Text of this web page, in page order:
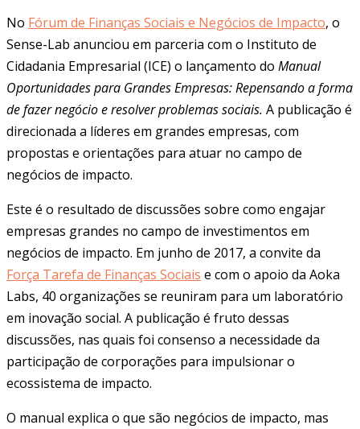
No Fórum de Finanças Sociais e Negócios de Impacto, o
Sense-Lab anunciou em parceria com o Instituto de
Cidadania Empresarial (ICE) o lançamento do Manual
Oportunidades para Grandes Empresas: Repensando a forma
de fazer negócio e resolver problemas sociais. A publicação é
direcionada a líderes em grandes empresas, com
propostas e orientações para atuar no campo de
negócios de impacto.
Este é o resultado de discussões sobre como engajar
empresas grandes no campo de investimentos em
negócios de impacto. Em junho de 2017, a convite da
Força Tarefa de Finanças Sociais e com o apoio da Aoka
Labs, 40 organizações se reuniram para um laboratório
em inovação social. A publicação é fruto dessas
discussões, nas quais foi consenso a necessidade da
participação de corporações para impulsionar o
ecossistema de impacto.
O manual explica o que são negócios de impacto, mas